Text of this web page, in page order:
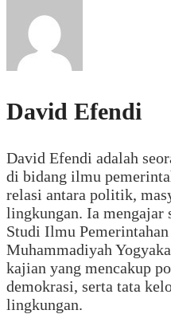
David Efendi
David Efendi adalah
di bidang ilmu
relasi antara politik,
lingkungan. Ia mengajar
Studi Ilmu
Muhammadiyah
kajian yang mencakup
demokrasi, serta tata
lingkungan.